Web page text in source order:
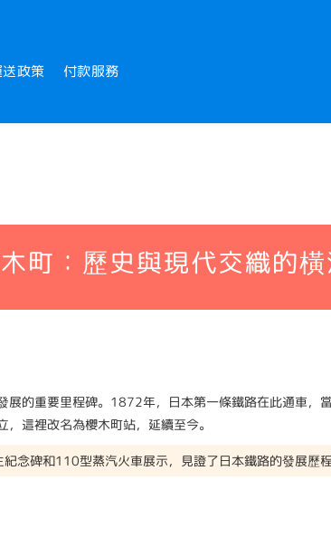
送政策 付款服務
町：歷史與現代交織的
展的重要里程碑。1872年，日本第一條鐵路在此通車，
這裡改名為櫻木町站，延續至今。
念碑和110型蒸汽火車展示，見證了日本鐵路的發展歷程